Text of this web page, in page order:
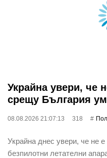
Украйна увери, че
срещу България
08.08.2026 21:07:13 318
Украйна днес увери, че не
безпилотни летателни